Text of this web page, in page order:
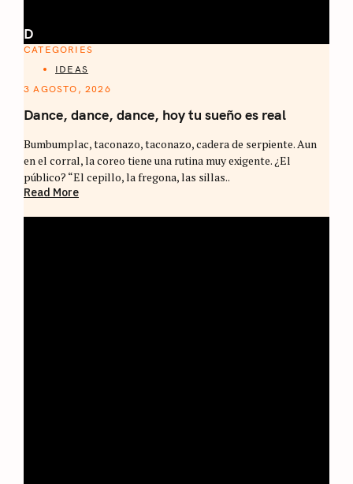
D
CATEGORIES
IDEAS
3 AGOSTO, 2026
Dance, dance, dance, hoy tu sueño es real
Bumbumplac, taconazo, taconazo, cadera de serpiente. Aun
en el corral, la coreo tiene una rutina muy exigente. ¿El
público? “El cepillo, la fregona, las sillas..
Read More